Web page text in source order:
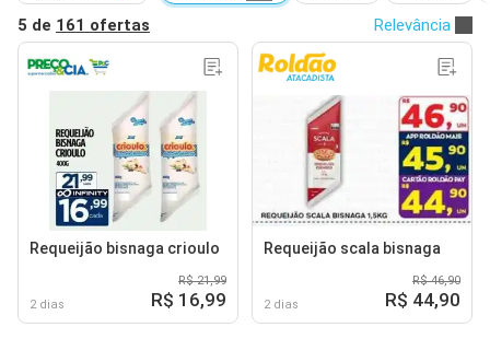
5 de 161 ofertas Relevância
Requeijão bisnaga crioulo
2 dias
R$ 21,99
R$ 16,99
Requeijão scala bisnaga
2 dias
R$ 46,90
R$ 44,90